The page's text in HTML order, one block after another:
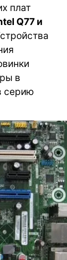
плат
Q77 и
в
серию